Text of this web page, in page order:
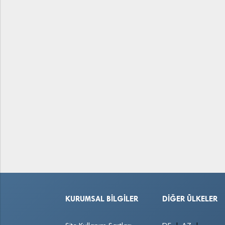
KURUMSAL BILGILER DIĞER ÜLKELER